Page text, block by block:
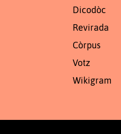
Dicodòc
Revirada
Còrpus
Votz
Wikigram